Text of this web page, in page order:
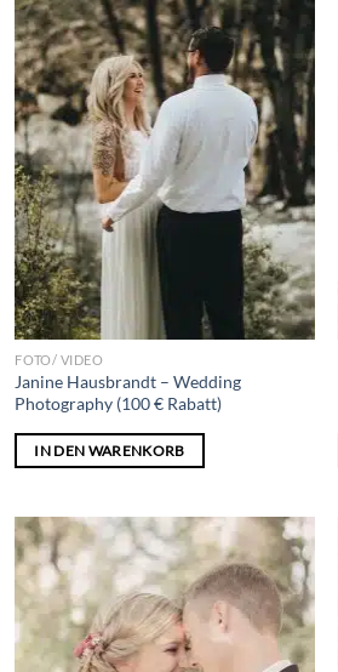
FOTO/ VIDEO
Janine Hausbrandt – Wedding
Photography (100 € Rabatt)
IN DEN WARENKORB